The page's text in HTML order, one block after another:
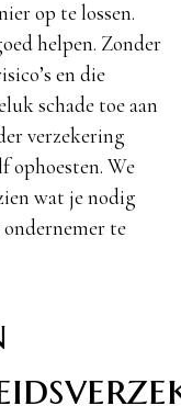
op te lossen.
helpen. Zonder
en die
schade toe aan
verzekering
ophoesten. We
wat je nodig
te